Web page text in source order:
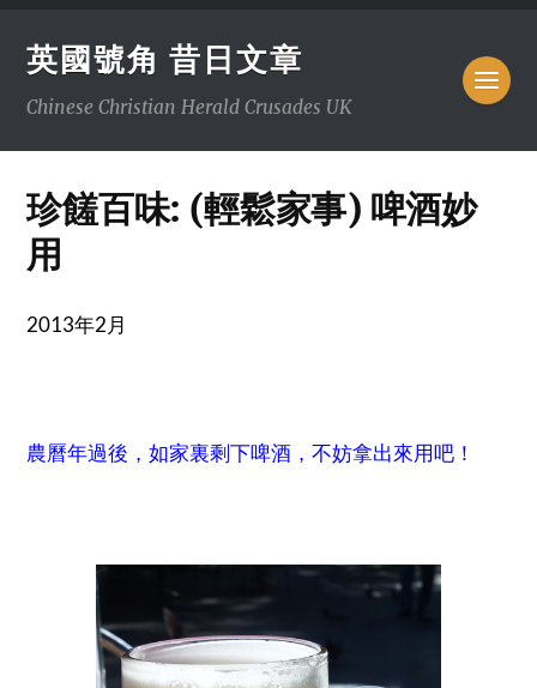
英國號角 昔日文章
Chinese Christian Herald Crusades UK
珍饈百味: (輕鬆家事) 啤酒妙
用
2013年2月
農曆年過後，如家裏剩下啤酒，不妨拿出來用吧！